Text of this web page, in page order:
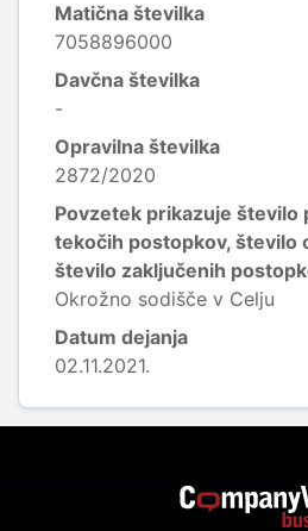
Matična številka
7058896000
Davčna številka
-
Opravilna številka
2872/2020
Povzetek prikazuje število
tekočih postopkov, število
število zaključenih
Okrožno sodišče v Celju
Datum dejanja
02.11.2021.